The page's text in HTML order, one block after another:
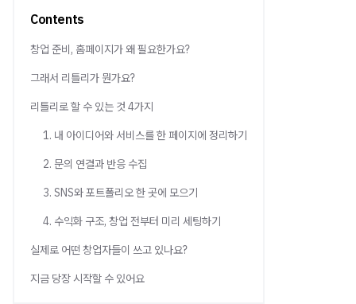
Contents
창업 준비, 홈페이지가 왜 필요한가요?
그래서 리틀리가 뭔가요?
리틀리로 할 수 있는 것 4가지
1. 내 아이디어와 서비스를 한 페이지에 정리하기
2. 문의 연결과 반응 수집
3. SNS와 포트폴리오 한 곳에 모으기
4. 수익화 구조, 창업 전부터 미리 세팅하기
실제로 어떤 창업자들이 쓰고 있나요?
지금 당장 시작할 수 있어요